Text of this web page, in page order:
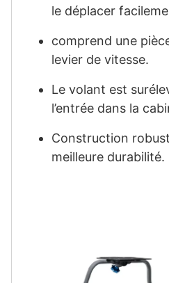
le déplacer
comprend une
levier de vitesse.
Le volant est
l’entrée dans la
Construction
meilleure durabilité.